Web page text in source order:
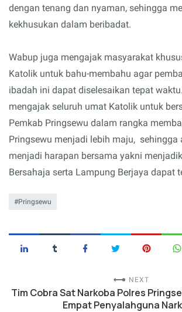
dengan tenang dan nyaman, sehingga
kekhusukan dalam beribadat.
Wabup juga mengajak masyarakat
Katolik untuk bahu-membahu agar
ibadah ini dapat diselesaikan tepat
mengajak seluruh umat Katolik untuk
Pemkab Pringsewu dalam rangka
Pringsewu menjadi lebih maju, sehingga
menjadi harapan bersama yakni
Bersahaja serta Lampung Berjaya dapat
Pringsewu
NEXT
Tim Cobra Sat Narkoba Polres
Empat Penyalahguna